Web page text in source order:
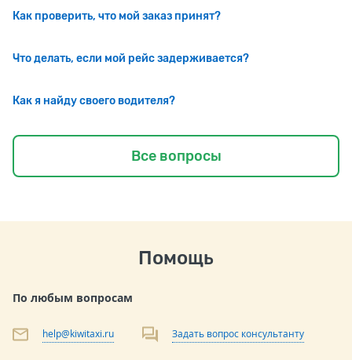
Как проверить, что мой заказ принят?
Что делать, если мой рейс задерживается?
Как я найду своего водителя?
Все вопросы
Помощь
По любым вопросам
help@kiwitaxi.ru Задать вопрос консультанту